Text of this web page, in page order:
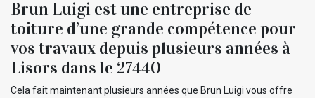
Brun Luigi est une entreprise de
toiture d’une grande compétence pour
vos travaux depuis plusieurs années à
Lisors dans le 27440
Cela fait maintenant plusieurs années que Brun Luigi vous offre